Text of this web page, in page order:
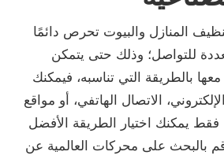
المنازل والبيوت تحرص دائمًا
للتواصل؛ وذلك حتى يتمكن
بالطريقة التي تناسبه، فيمكنك
الاتصال الهاتفي، أو مواقع
فقط يمكنك اختيار الطريقة الأفضل
بالبحث على محركات العالمية عن